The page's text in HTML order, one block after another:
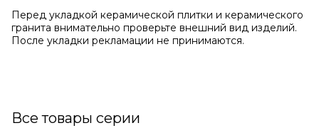
Перед укладкой керамической плитки и керамического
гранита внимательно проверьте внешний вид изделий.
После укладки рекламации не принимаются.
Все товары серии